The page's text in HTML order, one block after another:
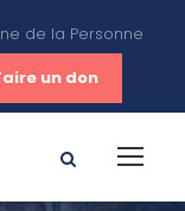
de la Personne
un don